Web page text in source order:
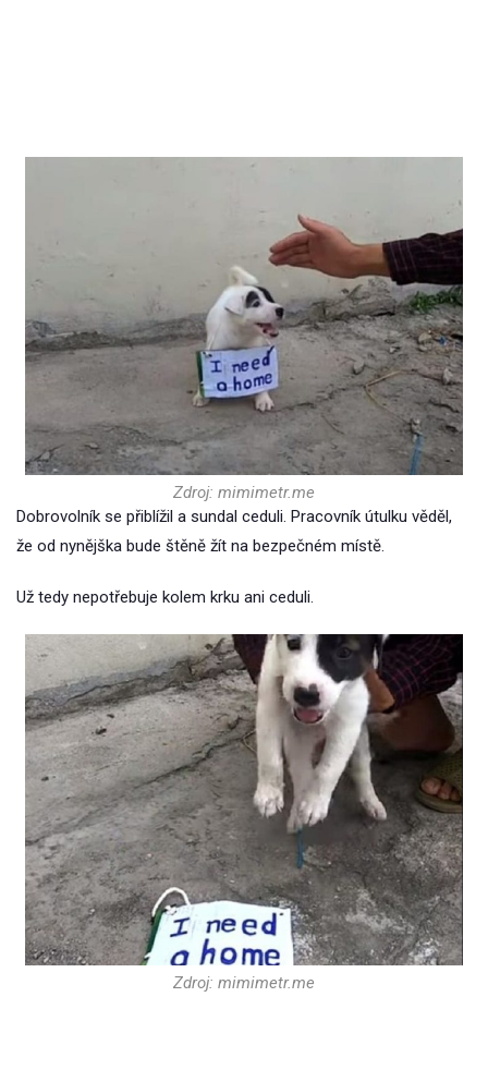
Zdroj: mimimetr.me
Dobrovolník se přiblížil a sundal ceduli. Pracovník útulku věděl,
že od nynějška bude štěně žít na bezpečném místě.
Už tedy nepotřebuje kolem krku ani ceduli.
Zdroj: mimimetr.me